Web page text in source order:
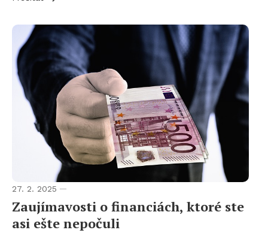
27. 2. 2025
Zaujímavosti o financiách, ktoré ste
asi ešte nepočuli